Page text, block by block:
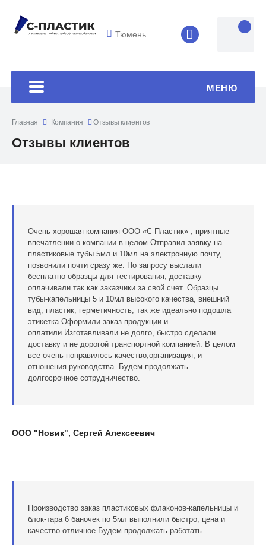
Тюмень 8 (4852) 33-
МЕНЮ
Главная Компания Отзывы клиентов
Отзывы клиентов
Очень хорошая компания ООО «С-Пластик» , приятные
впечатлении о компании в целом.Отправил заявку на
пластиковые тубы 5мл и 10мл на электронную почту,
позвонили почти сразу же. По запросу выслали
бесплатно образцы для тестирования, доставку
оплачивали так как заказчики за свой счет. Образцы
тубы-капельницы 5 и 10мл высокого качества, внешний
вид, пластик, герметичность, так же идеально подошла
этикетка.Оформили заказ продукции и
оплатили.Изготавливали не долго, быстро сделали
доставку и не дорогой транспортной компанией. В целом
все очень понравилось качество,организация, и
отношения руководства. Будем продолжать
долгосрочное сотрудничество.
ООО "Новик", Сергей Алексеевич
Производство заказ пластиковых флаконов-капельницы и
блок-тара 6 баночек по 5мл выполнили быстро, цена и
качество отличное.Будем продолжать работать.